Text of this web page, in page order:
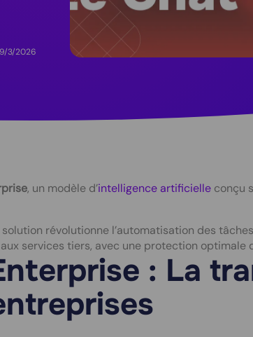
3/2026
, un modèle d’intelligence artificielle conçu
révolutionne l’automatisation des
aux services tiers, avec une protection optimale
: La